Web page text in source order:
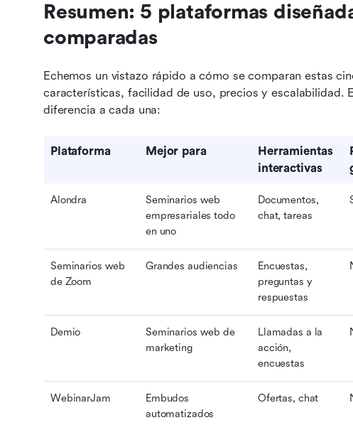
Resumen: 5 plataformas
comparadas
Echemos un vistazo rápido a cómo se comparan estas
características, facilidad de uso, precios y escalabilidad.
diferencia a cada una:
Plataforma Mejor para
Herramientas
interactivas
Alondra
Seminarios web
empresariales todo
en uno
Documentos,
chat, tareas
Seminarios web
de Zoom
Grandes audiencias
Encuestas,
preguntas y
respuestas
Demio
Seminarios web de
marketing
Llamadas a la
acción,
encuestas
WebinarJam
Embudos
automatizados
Ofertas, chat